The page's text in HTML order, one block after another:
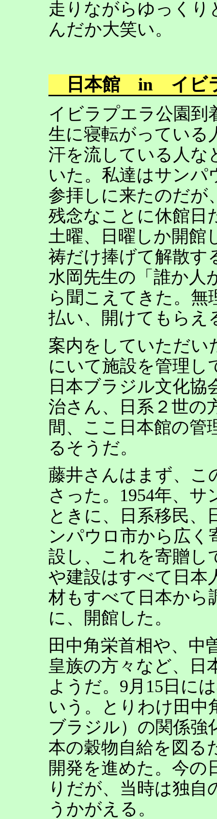
走りながらゆっくり
んだか大笑い。
日本館 in イビ
イビラプエラ公園到
生に寝転がっている
汗を流している人な
いた。私達はサンパ
参拝しに来たのだが
残念なことに休館日
土曜、日曜しか開館
祷だけ捧げて解散
水岡先生の「誰か人
ら聞こえてきた。無
払い、開けてもらえ
案内をしていただい
にいて施設を管理し
日本ブラジル文化協
治さん、日系２世の
間、ここ日本館の管
るそうだ。
藤井さんはまず、こ
さった。1954年、サ
ときに、日系移民、
ンパウロ市から広く
設し、これを寄贈し
や建設はすべて日本
材もすべて日本から
に、開館した。
田中角栄首相や、中
皇族の方々など、日
ようだ。9月15日に
いう。とりわけ田中
ブラジル）の関係強
本の穀物自給を図る
開発を進めた。今の
りだが、当時は独
うかがえる。